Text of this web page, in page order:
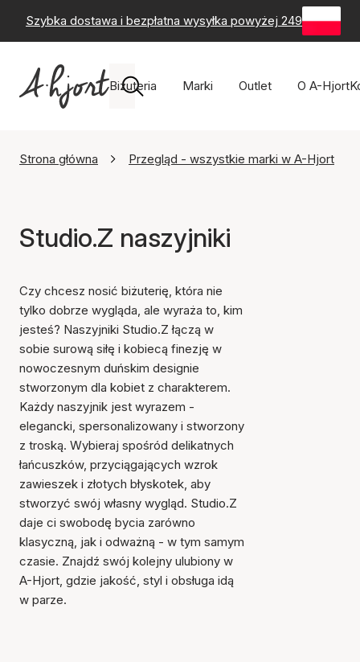
Szybka dostawa i bezpłatna wysyłka powyżej 249 zł -
Biżuteria Marki Outlet O A-Hjort
Strona główna Przegląd - wszystkie marki w A-Hjort
Studio.Z naszyjniki
Czy chcesz nosić biżuterię, która nie
tylko dobrze wygląda, ale wyraża to, kim
jesteś? Naszyjniki Studio.Z łączą w
sobie surową siłę i kobiecą finezję w
nowoczesnym duńskim designie
stworzonym dla kobiet z charakterem.
Każdy naszyjnik jest wyrazem -
elegancki, spersonalizowany i stworzony
z troską. Wybieraj spośród delikatnych
łańcuszków, przyciągających wzrok
zawieszek i złotych błyskotek, aby
stworzyć swój własny wygląd. Studio.Z
daje ci swobodę bycia zarówno
klasyczną, jak i odważną - w tym samym
czasie. Znajdź swój kolejny ulubiony w
A-Hjort, gdzie jakość, styl i obsługa idą
w parze.